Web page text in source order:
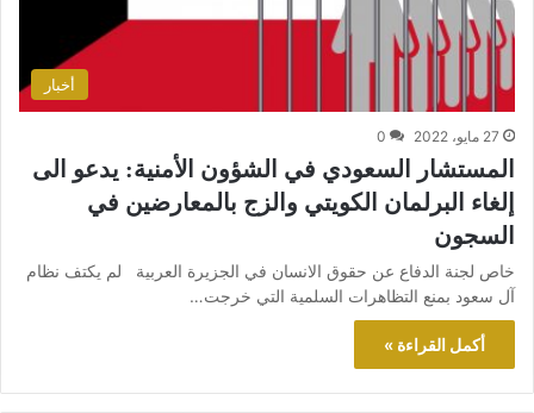
أخبار
27 مايو، 2022 0
المستشار السعودي في الشؤون الأمنية: يدعو الى
إلغاء البرلمان الكويتي والزج بالمعارضين في
السجون
خاص لجنة الدفاع عن حقوق الانسان في الجزيرة العربية لم يكتف نظام
آل سعود بمنع التظاهرات السلمية التي خرجت…
أكمل القراءة »